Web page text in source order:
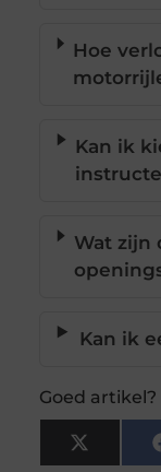
Hoe
Kan ik
Wat zijn
Kan ik
Goed
X